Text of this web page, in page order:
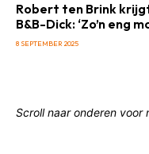
Robert ten Brink
B&B-Dick: ‘Zo’n eng
8 SEPTEMBER 2025
Scroll naar onderen voor